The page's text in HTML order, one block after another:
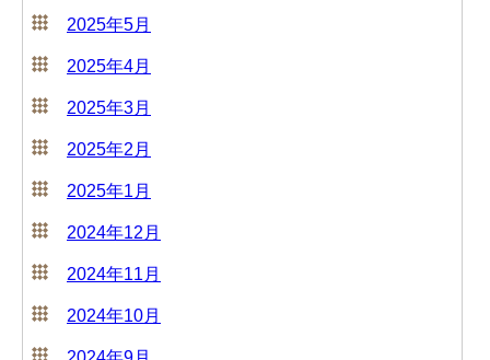
2025年5月
2025年4月
2025年3月
2025年2月
2025年1月
2024年12月
2024年11月
2024年10月